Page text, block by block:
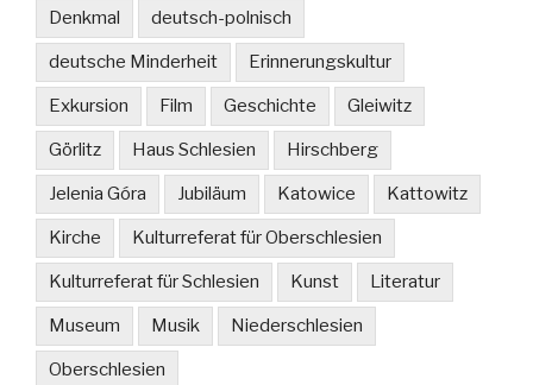
Denkmal deutsch-polnisch
deutsche Minderheit Erinnerungskultur
Exkursion Film Geschichte Gleiwitz
Görlitz Haus Schlesien Hirschberg
Jelenia Góra Jubiläum Katowice Kattowitz
Kirche Kulturreferat für Oberschlesien
Kulturreferat für Schlesien Kunst Literatur
Museum Musik Niederschlesien
Oberschlesien